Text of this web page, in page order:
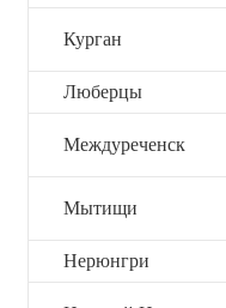
Курган
Люберцы
Междуреченск
Мытищи
Нерюнгри